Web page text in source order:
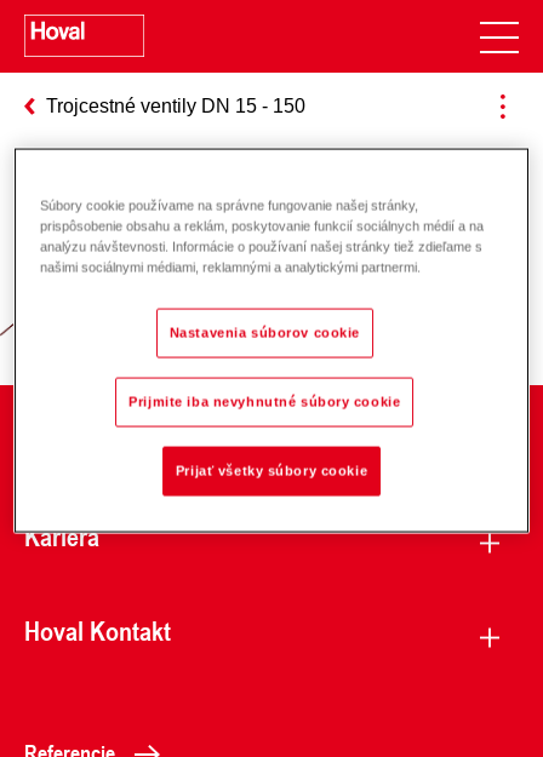
Trojcestné ventily DN 15 - 150
Zodpovednosť za energiu a životné
prostredie
O spoločnosti
Kariéra
Hoval Kontakt
Súbory cookie používame na správne fungovanie našej stránky,
prispôsobenie obsahu a reklám, poskytovanie funkcií sociálnych médií a na
analýzu návštevnosti. Informácie o používaní našej stránky tiež zdieľame s
našimi sociálnymi médiami, reklamnými a analytickými partnermi.
Nastavenia súborov cookie
Prijmite iba nevyhnutné súbory cookie
Prijať všetky súbory cookie